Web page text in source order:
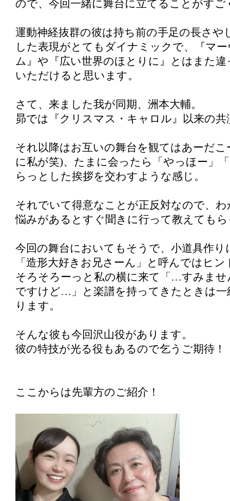
ので、今回一緒に舞台に立てることがす
運動神経抜群の彼は持ち前の手足の長さや
した表現がとてもダイナミックで、『マ
ム』や『広い世界のほとりに』とはまた
いただけると思います。
さて、来ました我が同期、洲本大輔。
昴では『クリスマス・キャロル』以来の共
それ以降はお互いの舞台を観てはあーだ
に私が笑)、たまに会ったら「やっほー」
らっとした挨拶を交わすような感じ。
それでいて得意なことが正反対なので、
悩みがあるとすぐ聞きに行って教えても
今回の舞台においてもそうで、小道具作り
「造形大好きお兄さーん」と呼んではヒ
そろそろーっと私の横に来て「…すみませ
ですけど…」と楽譜を持ってきたときは一
ります。
そんな彼も今回沢山役があります。
彼の特技が光る役もあるので乞うご期待！
ここからは先輩方のご紹介！